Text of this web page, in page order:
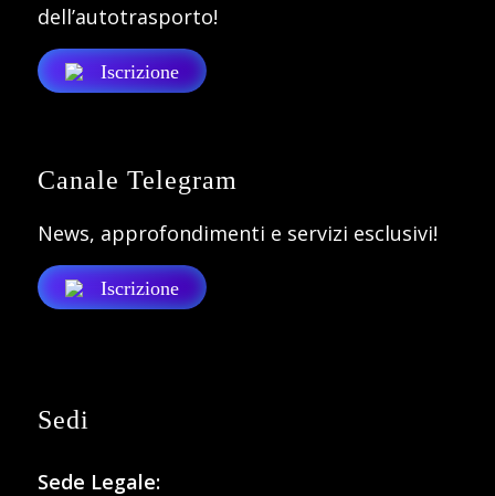
dell’autotrasporto!
Iscrizione
Canale Telegram
News, approfondimenti e servizi esclusivi!
Iscrizione
Sedi
Sede Legale: